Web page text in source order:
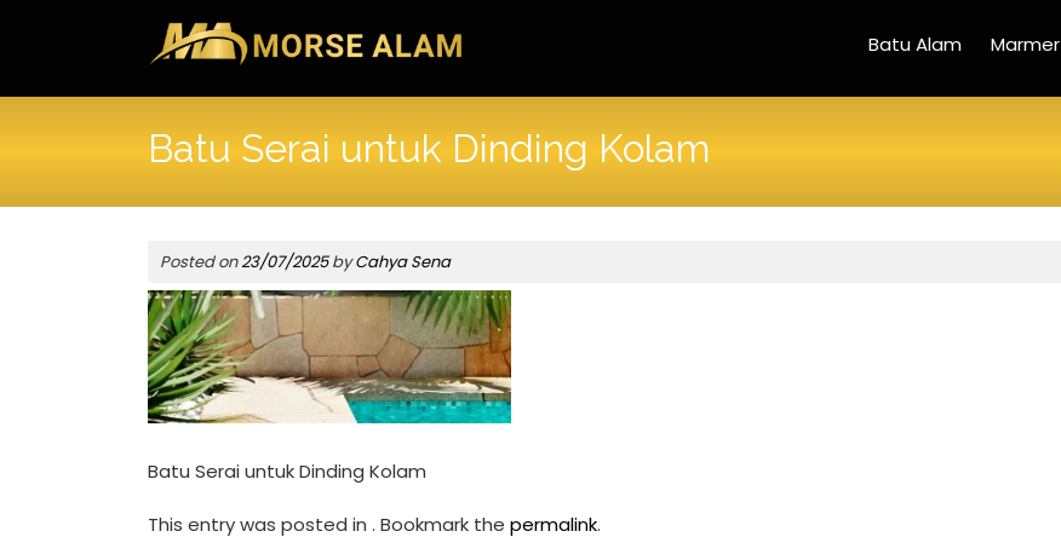
Batu Alam Marmer
Batu Serai untuk Dinding Kolam
Posted on23/07/2025byCahya Sena
Batu Serai untuk Dinding Kolam
This entry was posted in . Bookmark the permalink.